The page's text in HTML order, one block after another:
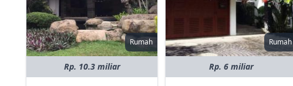
Rumah
Rp. 10.3 miliar
Rumah
Rp. 6 miliar